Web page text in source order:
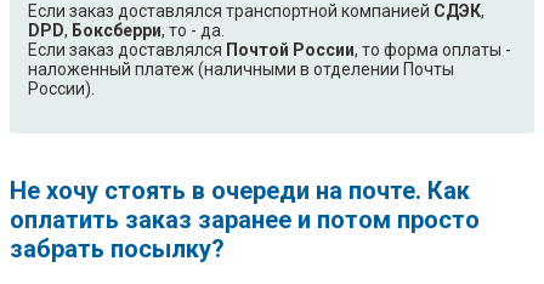
Если заказ доставлялся транспортной компанией СДЭК,
DPD, Боксберри, то - да.
Если заказ доставлялся Почтой России, то форма оплаты -
наложенный платеж (наличными в отделении Почты
России).
Не хочу стоять в очереди на почте. Как
оплатить заказ заранее и потом просто
забрать посылку?